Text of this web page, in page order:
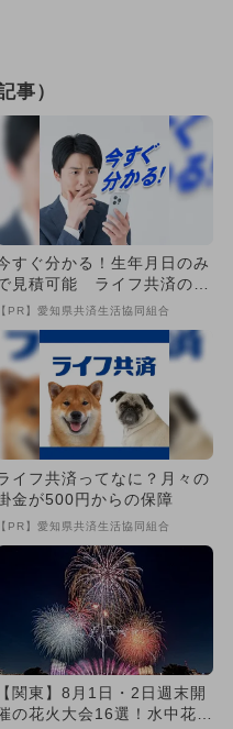
事）
すぐ分かる！生年月日のみ
見積可能 ライフ共済の保
障
【PR】愛知県共済生活協同組合
イフ共済ってなに？月々の
金が500円からの保障
【PR】愛知県共済生活協同組合
【関東】8月1日・2日週末開
の花火大会16選！水中花